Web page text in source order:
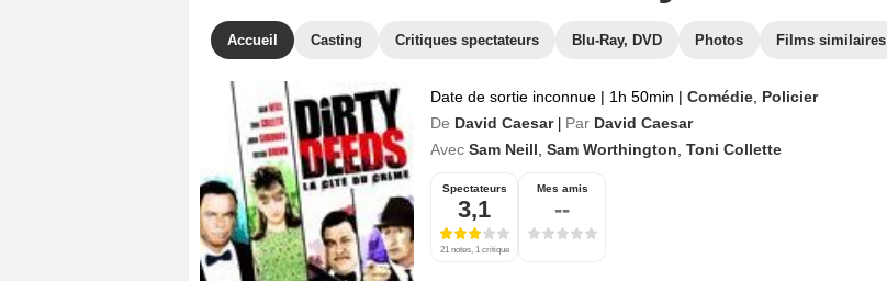
Accueil Casting Critiques spectateurs Blu-Ray, DVD Photos Films similaires
Date de sortie inconnue | 1h 50min | Comédie Policier
De David Caesar Par David Caesar
Avec Sam Neill Sam Worthington Toni Collette
Spectateurs
3,1
21 notes, 1 critique
Mes amis
--